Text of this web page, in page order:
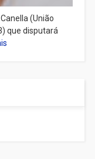
(União
que disputará